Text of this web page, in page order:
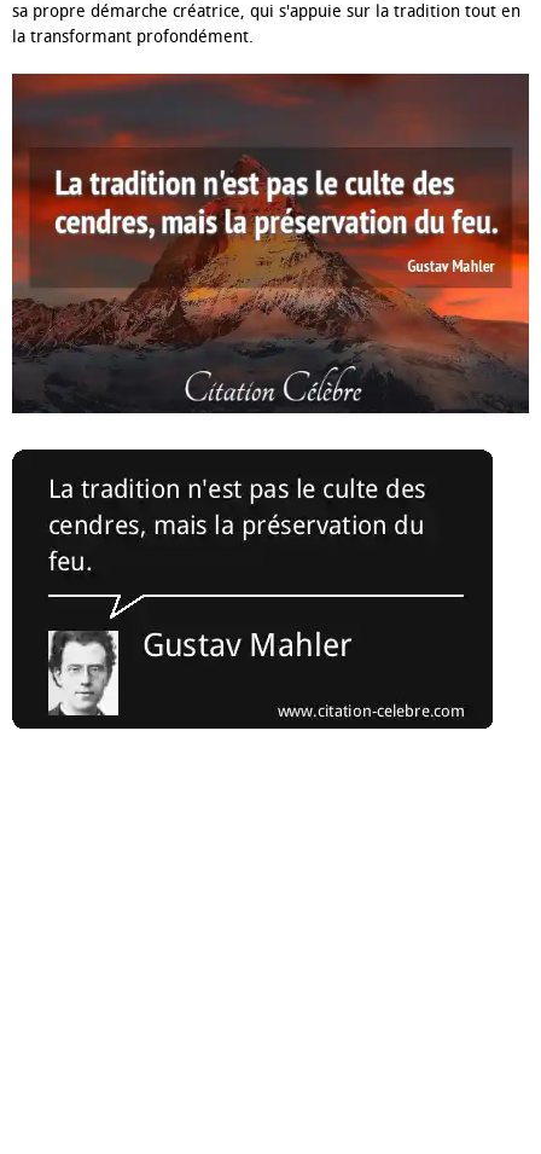
sa propre démarche créatrice, qui s'appuie sur la tradition tout en
la transformant profondément.